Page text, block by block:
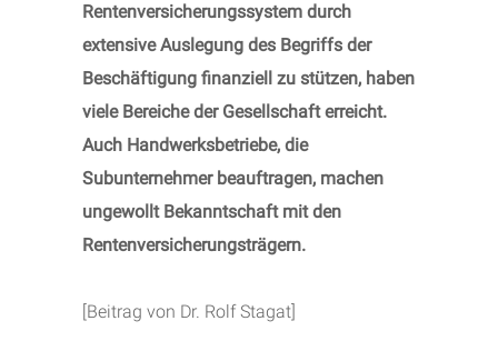
Rentenversicherungssystem durch
extensive Auslegung des Begriffs der
Beschäftigung finanziell zu stützen, haben
viele Bereiche der Gesellschaft erreicht.
Auch Handwerksbetriebe, die
Subunternehmer beauftragen, machen
ungewollt Bekanntschaft mit den
Rentenversicherungsträgern.
[Beitrag von Dr. Rolf Stagat]